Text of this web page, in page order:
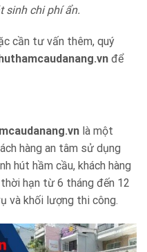
sinh chi phí ẩn.
cần tư vấn thêm, quý
huthamcaudanang.vn để
là một
hàng an tâm sử dụng
hút hầm cầu, khách hàng
hạn từ 6 tháng đến 12
và khối lượng thi công.